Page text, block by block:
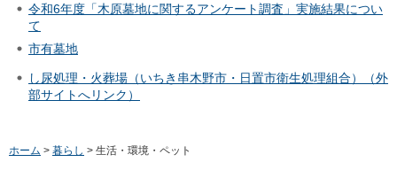
令和6年度「木原墓地に関するアンケート調査」実施結果につい
て
市有墓地
し尿処理・火葬場（いちき串木野市・日置市衛生処理組合）（外
部サイトへリンク）
ホーム > 暮らし > 生活・環境・ペット